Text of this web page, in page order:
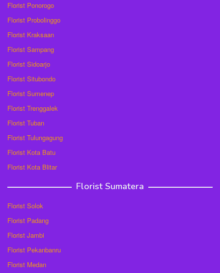
Florist Ponorogo
Florist Probolinggo
Florist Kraksaan
Florist Sampang
Florist Sidoarjo
Florist Situbondo
Florist Sumenep
Florist Trenggalek
Florist Tuban
Florist Tulungagung
Florist Kota Batu
Florist Kota Blitar
Florist Sumatera
Florist Solok
Florist Padang
Florist Jambi
Florist Pekanbanru
Florist Medan